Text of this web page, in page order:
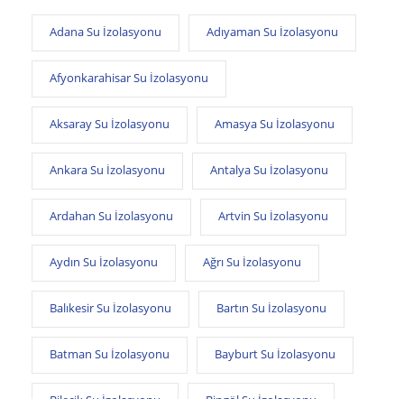
Adana Su İzolasyonu Adıyaman Su İzolasyonu
Afyonkarahisar Su İzolasyonu
Aksaray Su İzolasyonu Amasya Su İzolasyonu
Ankara Su İzolasyonu Antalya Su İzolasyonu
Ardahan Su İzolasyonu Artvin Su İzolasyonu
Aydın Su İzolasyonu Ağrı Su İzolasyonu
Balıkesir Su İzolasyonu Bartın Su İzolasyonu
Batman Su İzolasyonu Bayburt Su İzolasyonu